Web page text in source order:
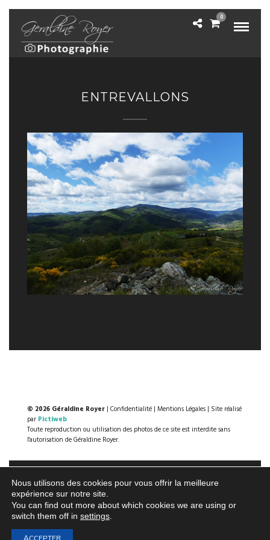
0
ENTREVALLONS
© 2026 Géraldine Royer | Confidentialité | Mentions Légales | Site réalisé
par Pictiweb
Toute reproduction ou utilisation des photos de ce site est interdite sans
l'autorisation de Géraldine Royer.
Nous utilisons des cookies pour vous offrir la meilleure
expérience sur notre site.
You can find out more about which cookies we are using or
switch them off in settings